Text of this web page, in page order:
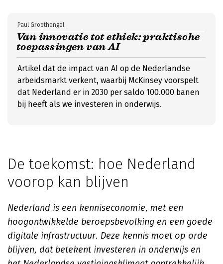
Van innovatie tot ethiek: praktische
toepassingen van AI
Paul Groothengel
Artikel dat de impact van AI op de Nederlandse
arbeidsmarkt verkent, waarbij McKinsey voorspelt
dat Nederland er in 2030 per saldo 100.000 banen
bij heeft als we investeren in onderwijs.
De toekomst: hoe Nederland
voorop kan blijven
Nederland is een kenniseconomie, met een
hoogontwikkelde beroepsbevolking en een goede
digitale infrastructuur. Deze kennis moet op orde
blijven, dat betekent investeren in onderwijs en